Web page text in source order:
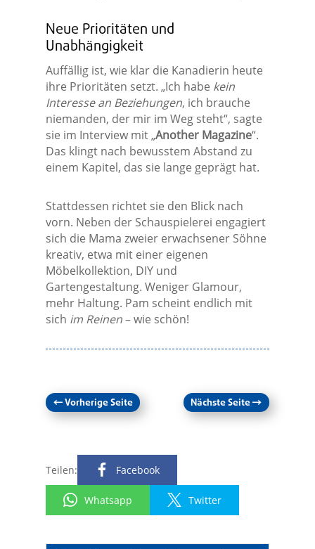
Neue Prioritäten und
Unabhängigkeit
Auffällig ist, wie klar die Kanadierin heute
ihre Prioritäten setzt. „Ich habe kein
Interesse an Beziehungen, ich brauche
niemanden, der mir im Weg steht“, sagte
sie im Interview mit „Another Magazine“.
Das klingt nach bewusstem Abstand zu
einem Kapitel, das sie lange geprägt hat.
Stattdessen richtet sie den Blick nach
vorn. Neben der Schauspielerei engagiert
sich die Mama zweier erwachsener Söhne
kreativ, etwa mit einer eigenen
Möbelkollektion, DIY und
Gartengestaltung. Weniger Glamour,
mehr Haltung. Pam scheint endlich mit
sich im Reinen– wie schön!
←Vorherige Seite Nächste Seite→
Teilen: Facebook
Whatsapp Twitter